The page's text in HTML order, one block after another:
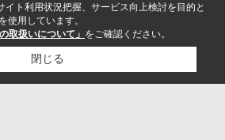
イト利用状況把握、サービス向上検討を目的と
使用しています。
取扱いについて」 をご確認ください。
閉じる